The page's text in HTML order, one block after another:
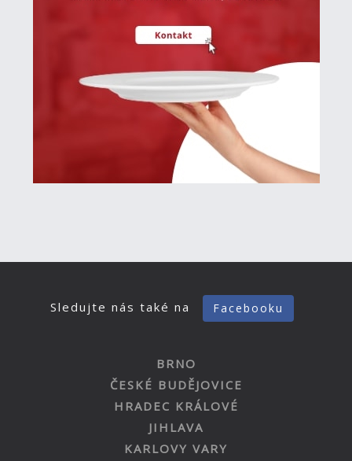
Sledujte nás také na Facebooku
BRNO
ČESKÉ BUDĚJOVICE
HRADEC KRÁLOVÉ
JIHLAVA
KARLOVY VARY